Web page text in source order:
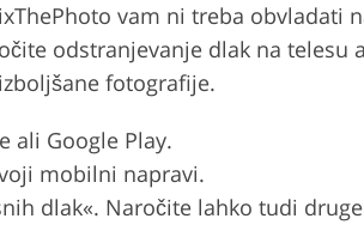
vam ni treba obvladati
odstranjevanje dlak na telesu
fotografije.
ali Google Play.
mobilni napravi.
dlak«. Naročite lahko tudi